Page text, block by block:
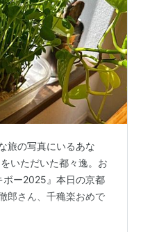
旅の写真にいるあな
いただいた都々逸。お
ボー2025』本日の京都
郎さん、千穐楽おめで